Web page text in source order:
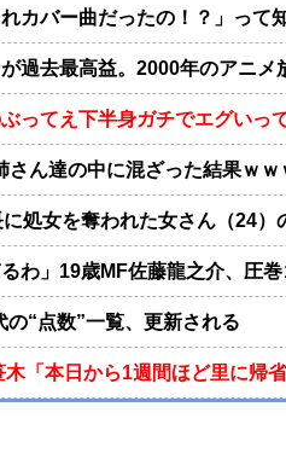
れカバー曲だったの！？」って
が過去最高益。2000年のアニメ
ってえ下半身ガチでエグいっ
さん達の中に混ざった結果ｗｗ
に処女を奪われた女さん（24
わ」19歳MF佐藤龍之介、圧
の“点数”一覧、更新される
木「本日から1週間ほど里に帰